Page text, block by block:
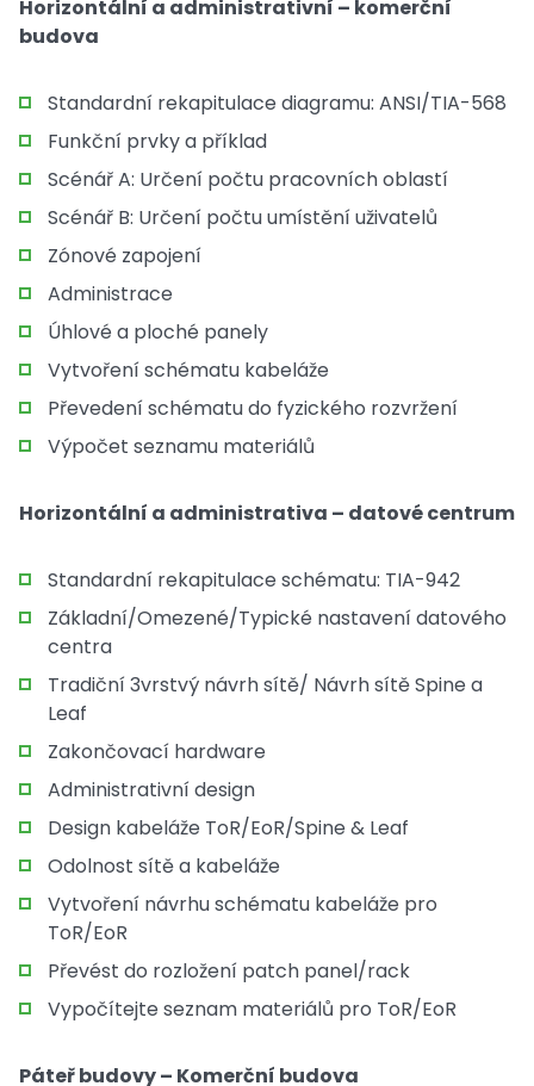
Horizontální a administrativní – komerční
budova
Standardní rekapitulace diagramu: ANSI/TIA-568
Funkční prvky a příklad
Scénář A: Určení počtu pracovních oblastí
Scénář B: Určení počtu umístění uživatelů
Zónové zapojení
Administrace
Úhlové a ploché panely
Vytvoření schématu kabeláže
Převedení schématu do fyzického rozvržení
Výpočet seznamu materiálů
Horizontální a administrativa – datové centrum
Standardní rekapitulace schématu: TIA-942
Základní/Omezené/Typické nastavení datového
centra
Tradiční 3vrstvý návrh sítě/ Návrh sítě Spine a
Leaf
Zakončovací hardware
Administrativní design
Design kabeláže ToR/EoR/Spine & Leaf
Odolnost sítě a kabeláže
Vytvoření návrhu schématu kabeláže pro
ToR/EoR
Převést do rozložení patch panel/rack
Vypočítejte seznam materiálů pro ToR/EoR
Páteř budovy – Komerční budova